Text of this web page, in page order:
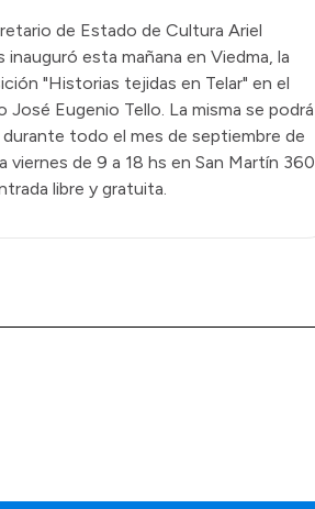
de Estado de Cultura Ariel
inauguró esta mañana en Viedma, la
"Historias tejidas en Telar" en el
José Eugenio Tello. La misma se podrá
todo el mes de septiembre de
viernes de 9 a 18 hs en San Martín 360
libre y gratuita.